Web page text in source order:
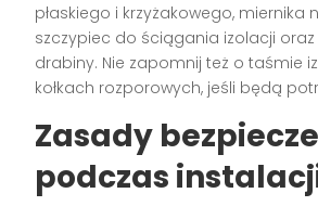
płaskiego i krzyżakowego, miernika
szczypiec do ściągania izolacji
drabiny. Nie zapomnij też o taśmie
kołkach rozporowych, jeśli będą
Zasady
podczas